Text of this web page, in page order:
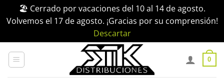
🏖️ Cerrado por vacaciones del 10 al 14 de agosto.
Volvemos el 17 de agosto. ¡Gracias por su comprensión!
Descartar
0